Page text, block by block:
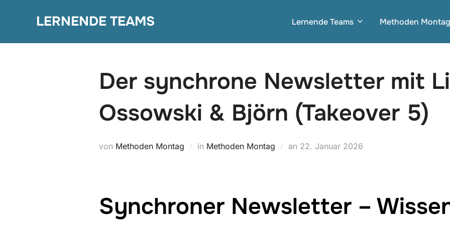
LERNENDE TEAMS Lernende Teams Methoden Montag
Der synchrone Newsletter mit
Ossowski & Björn (Takeover 5)
von Methoden Montag in Methoden Montag an Veröffentlicht
22. Januar 2026
Synchroner Newsletter –